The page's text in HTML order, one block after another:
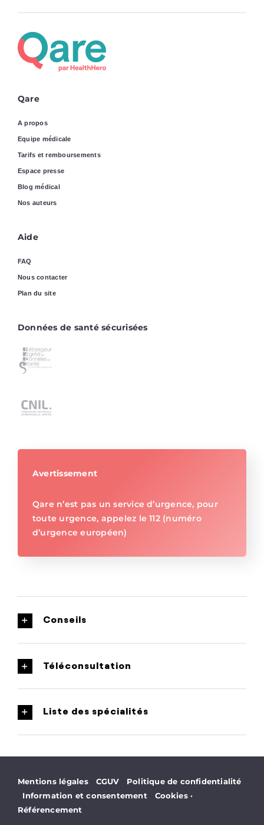
Qare
A propos
Equipe médicale
Tarifs et remboursements
Espace presse
Blog médical
Nos auteurs
Aide
FAQ
Nous contacter
Plan du site
Données de santé sécurisées
Avertissement
Qare n’est pas un service d’urgence, pour
toute urgence, appelez le 112 (numéro
d’urgence européen)
Conseils
Téléconsultation
Liste des spécialités
Mentions légales CGUV Politique de confidentialité
Information et consentement Cookies·
Référencement